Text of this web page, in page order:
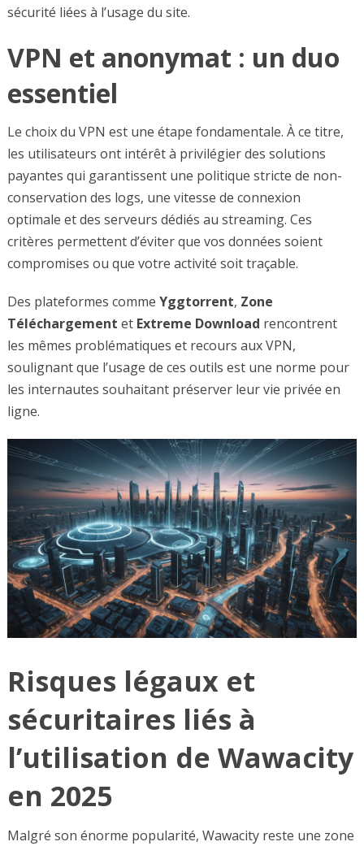
sécurité liées à l’usage du site.
VPN et anonymat : un duo
essentiel
Le choix du VPN est une étape fondamentale. À ce titre,
les utilisateurs ont intérêt à privilégier des solutions
payantes qui garantissent une politique stricte de non-
conservation des logs, une vitesse de connexion
optimale et des serveurs dédiés au streaming. Ces
critères permettent d’éviter que vos données soient
compromises ou que votre activité soit traçable.
Des plateformes comme Yggtorrent, Zone
Téléchargement et Extreme Download rencontrent
les mêmes problématiques et recours aux VPN,
soulignant que l’usage de ces outils est une norme pour
les internautes souhaitant préserver leur vie privée en
ligne.
Risques légaux et
sécuritaires liés à
l’utilisation de Wawacity
en 2025
Malgré son énorme popularité, Wawacity reste une zone